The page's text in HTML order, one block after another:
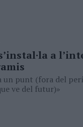
a
un punt (fora del
ve del futur)»